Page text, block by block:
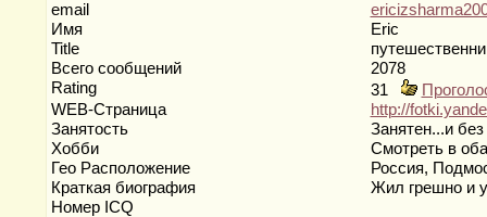
email
Имя
Eric
Title
Всего сообщений
2078
Rating
31
WEB-Страница
http://
Занятость
Занятен...и
Хобби
Смотреть в
Гео Расположение
Россия,
Краткая биография
Жил грешно и
Номер ICQ